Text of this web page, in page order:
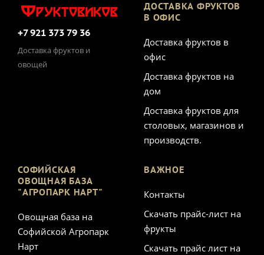
+7 921 373 79 36
Доставка фруктов и
овощей
ДОСТАВКА ФРУКТОВ
В ОФИС
Доставка фруктов в
офис
Доставка фруктов на
дом
Доставка фруктов для
столовых, магазинов и
производств.
СОФИЙСКАЯ
ОВОЩНАЯ БАЗА
"АГРОПАРК НАРТ"
Овощная база на
Софийской Агропарк
Нарт
ВАЖНОЕ
Контакты
Скачать прайс-лист на
фрукты
Скачать прайс лист на